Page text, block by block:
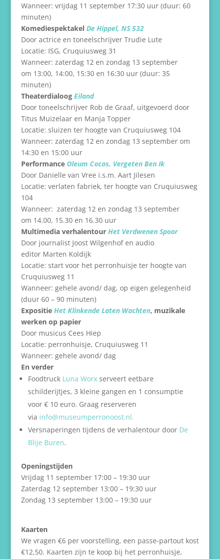
Wanneer: vrijdag 11 september 17:30 uur (duur: 60
minuten)
Komediespektakel De Hippel, NS 532
Door actrice en toneelschrijver Trudie Lute
Locatie: ISG, Cruquiusweg 31
Wanneer: zaterdag 12 en zondag 13 september
om 13:00, 14:00, 15:30 en 16:30 uur (duur: 35
minuten)
Theaterdialoog Eiland
Door toneelschrijver Rob de Graaf, uitgevoerd door
Titus Muizelaar en Manja Topper
Locatie: sluizen ter hoogte van Cruquiusweg 104
Wanneer: zaterdag 12 en zondag 13 september om
14:30 en 15:00 uur
Performance Oleum Cocos, Vergeten Ben Ik
Door Danielle van Vree i.s.m. Aart Jilesen
Locatie: verlaten fabriek, ter hoogte van Cruquiusweg
104
Wanneer: zaterdag 12 en zondag 13 september
om 14.00, 15.30 en 16.30 uur
Multimedia verhalentour Het Verdwenen Spoor
Door journalist Joost Wilgenhof en audio
editor Marten Koldijk
Locatie: start voor het perronhuisje ter hoogte van
Cruquiusweg 11
Wanneer: gehele avond/ dag, op eigen gelegenheid
(duur 60 – 90 minuten)
Expositie Het Klinkende Laten Wachten, muzikale
werken op papier
Door musicus Cees Hiep
Locatie: perronhuisje, Cruquiusweg 11
Wanneer: gehele avond/ dag
En verder
Foodtruck Luna Worxserveert eetbare
schilderijtjes, 3 kleine gangen en 1 consumptie
voor € 10 euro. Graag reserveren
via info@museumperronoost.nl.
Versnaperingen tijdens de verhalentour door De
Blije Buren.
Openingstijden
Vrijdag 11 september 17:00 – 19:30 uur
Zaterdag 12 september 13:00 – 19:30 uur
Zondag 13 september 13:00 – 19:30 uur
Kaarten
We vragen €6 per voorstelling, een passe-partout kost
€12,50. Kaarten zijn te koop bij het perronhuisje,